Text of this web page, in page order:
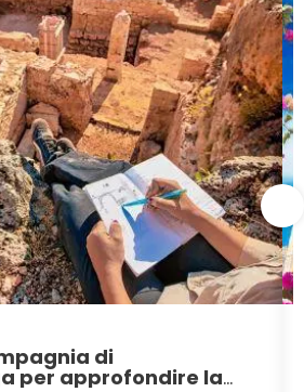
di
per approfondire la